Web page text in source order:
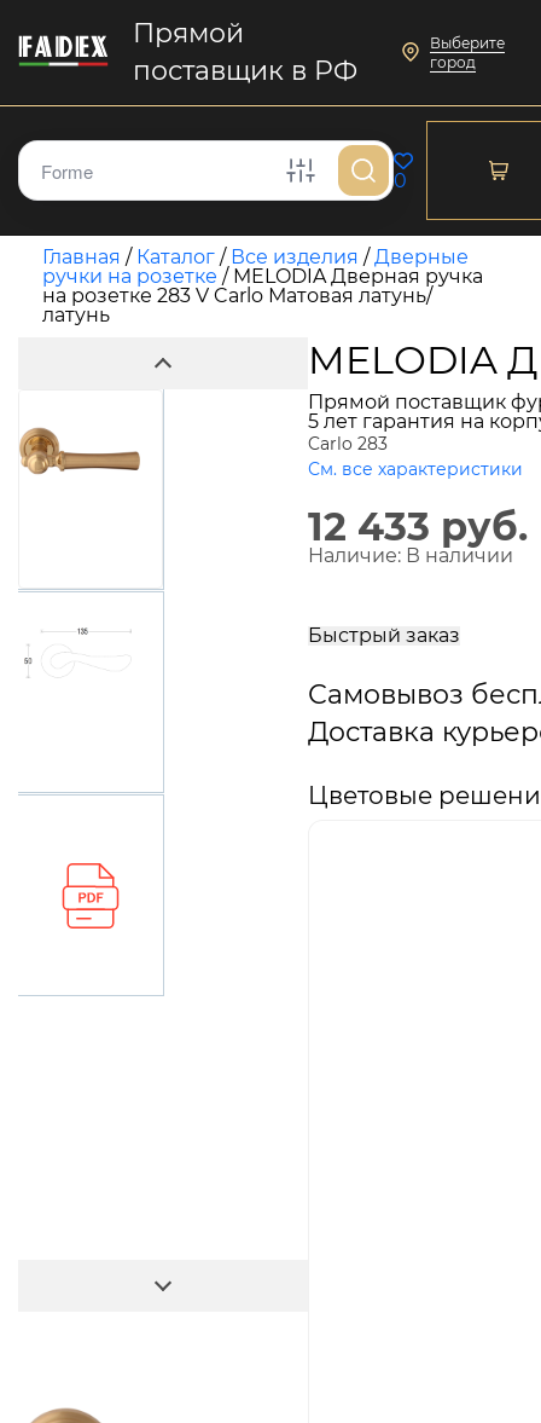
Прямой
поставщик в РФ
Выберите
город
0
Главная / Каталог / Все изделия /Дверные
ручки на розетке / MELODIA Дверная ручка
на розетке 283 V Carlo Матовая латунь/
латунь
MELODIA
Прямой поставщик
5 лет гарантия на
Carlo 283
См. все характеристики
12 433 руб.
Наличие: В наличии
Быстрый заказ
Самовывоз
Доставка
Цветовые